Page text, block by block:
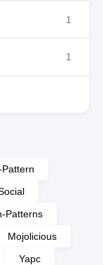
1
1
Patterns
Mojolicious
Yapc